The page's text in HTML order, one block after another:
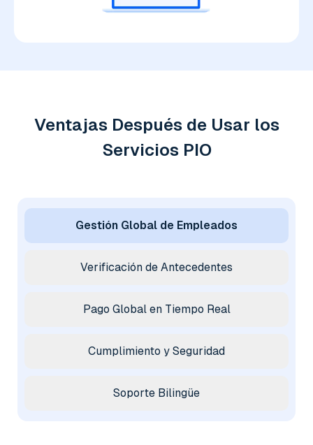
Ventajas Después de Usar los
Servicios PIO
Gestión Global de Empleados
Verificación de Antecedentes
Pago Global en Tiempo Real
Cumplimiento y Seguridad
Soporte Bilingüe